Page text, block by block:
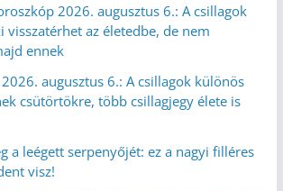
2026. augusztus 6.: A csillagok
visszatérhet az életedbe, de nem
ennek
augusztus 6.: A csillagok különös
csütörtökre, több csillagjegy élete is
a leégett serpenyőjét: ez a nagyi filléres
visz!